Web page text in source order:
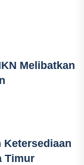
Melibatkan
Ketersediaan
Timur